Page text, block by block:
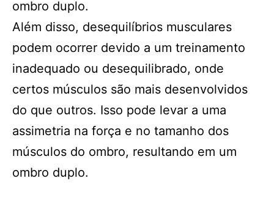
ombro duplo.
Além disso, desequilíbrios musculares
podem ocorrer devido a um treinamento
inadequado ou desequilibrado, onde
certos músculos são mais desenvolvidos
do que outros. Isso pode levar a uma
assimetria na força e no tamanho dos
músculos do ombro, resultando em um
ombro duplo.